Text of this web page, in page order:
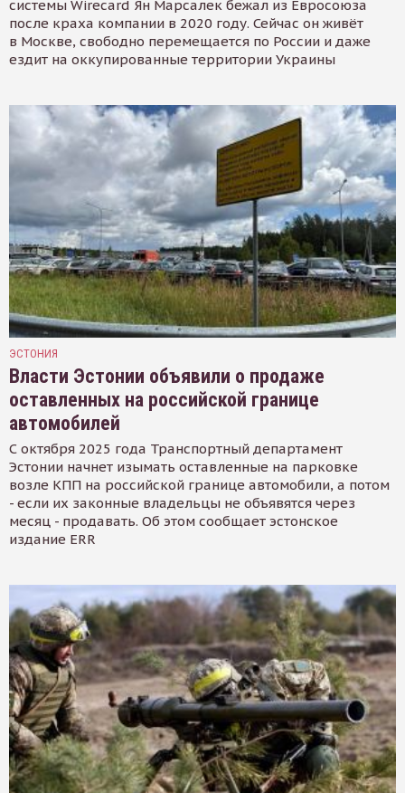
системы Wirecard Ян Марсалек бежал из Евросоюза
после краха компании в 2020 году. Сейчас он живёт
в Москве, свободно перемещается по России и даже
ездит на оккупированные территории Украины
ЭСТОНИЯ
Власти Эстонии объявили о продаже
оставленных на российской границе
автомобилей
С октября 2025 года Транспортный департамент
Эстонии начнет изымать оставленные на парковке
возле КПП на российской границе автомобили, а потом
- если их законные владельцы не объявятся через
месяц - продавать. Об этом сообщает эстонское
издание ERR